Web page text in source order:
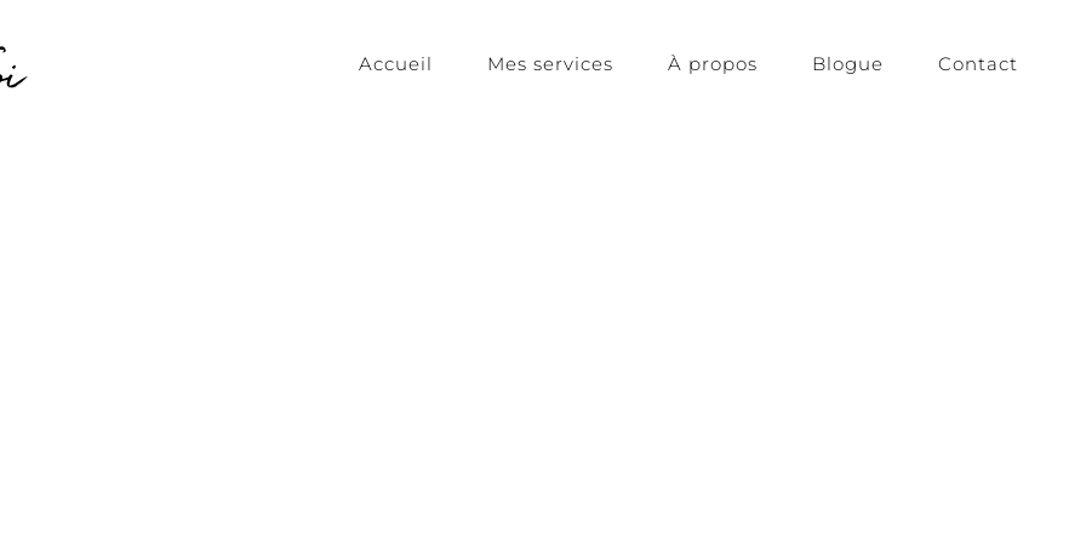
Accueil Mes services À propos Blogue Contact